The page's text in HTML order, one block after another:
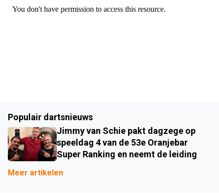
Populair dartsnieuws
Jimmy van Schie pakt dagzege op
speeldag 4 van de 53e Oranjebar
Super Ranking en neemt de leiding
Meer artikelen